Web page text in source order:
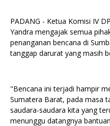
PADANG - Ketua Komisi IV
Yandra mengajak semua
penanganan bencana di
tanggap darurat yang masih
"Bencana ini terjadi hampir
Sumatera Barat, pada masa
saudara-saudara kita yang
menunggu datangnya